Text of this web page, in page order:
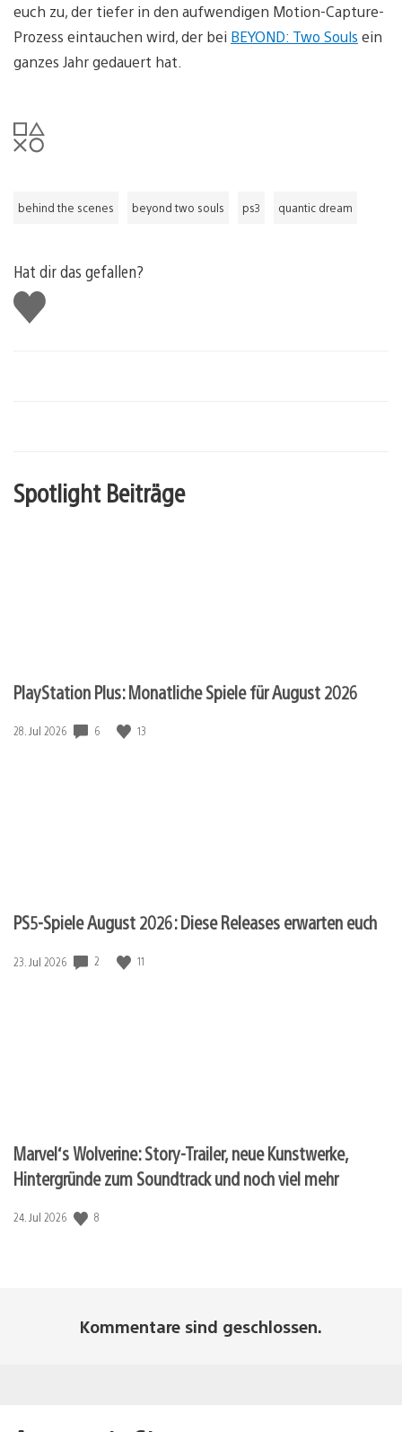
euch zu, der tiefer in den aufwendigen Motion-Capture-
Prozess eintauchen wird, der bei BEYOND: Two Souls ein
ganzes Jahr gedauert hat.
behind the scenes beyond two souls ps3 quantic dream
Hat dir das gefallen?
Gefällt
mir
Spotlight Beiträge
PlayStation Plus: Monatliche Spiele für August 2026
Veröffentlichungsdatum:
28. Jul 2026 6 13
PS5-Spiele August 2026: Diese Releases erwarten euch
Veröffentlichungsdatum:
23. Jul 2026 2 11
Marvel‘s Wolverine: Story-Trailer, neue Kunstwerke,
Hintergründe zum Soundtrack und noch viel mehr
Veröffentlichungsdatum:
24. Jul 2026 8
Kommentare sind geschlossen.